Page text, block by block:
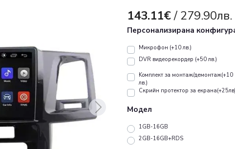
143.11€/ 279.90лв.
Персонализирана
Микрофон (+10 лв.)
DVR видеорекордер (+50 лв.)
Koмплект за монтаж/демонтаж(+10
лв.)
Скрийн протектор за екрана(+25лв)
Модел
1GB-16GB
2GB-16GB+RDS